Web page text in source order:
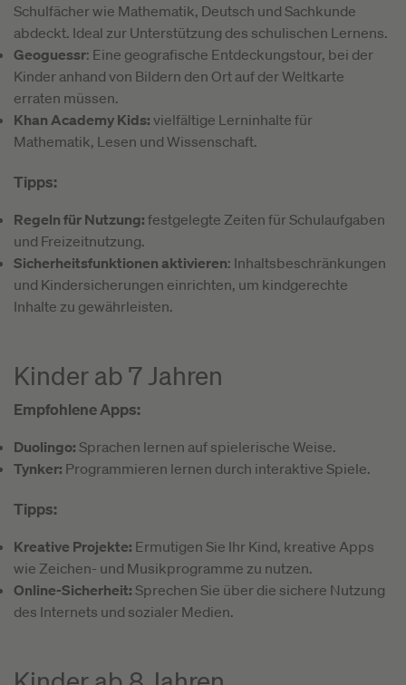
Schulfächer wie Mathematik, Deutsch und Sachkunde
abdeckt. Ideal zur Unterstützung des schulischen Lernens.
Geoguessr: Eine geografische Entdeckungstour, bei der
Kinder anhand von Bildern den Ort auf der Weltkarte
erraten müssen.
Khan Academy Kids: vielfältige Lerninhalte für
Mathematik, Lesen und Wissenschaft.
Tipps:
Regeln für Nutzung: festgelegte Zeiten für Schulaufgaben
und Freizeitnutzung.
Sicherheitsfunktionen aktivieren: Inhaltsbeschränkungen
und Kindersicherungen einrichten, um kindgerechte
Inhalte zu gewährleisten.
Kinder ab 7 Jahren
Empfohlene Apps:
Duolingo: Sprachen lernen auf spielerische Weise.
Tynker: Programmieren lernen durch interaktive Spiele.
Tipps:
Kreative Projekte: Ermutigen Sie Ihr Kind, kreative Apps
wie Zeichen- und Musikprogramme zu nutzen.
Online-Sicherheit: Sprechen Sie über die sichere Nutzung
des Internets und sozialer Medien.